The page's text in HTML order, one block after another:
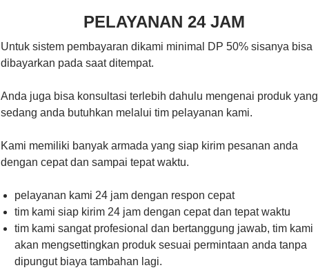
PELAYANAN 24 JAM
Untuk sistem pembayaran dikami minimal DP 50% sisanya bisa
dibayarkan pada saat ditempat.
Anda juga bisa konsultasi terlebih dahulu mengenai produk yang
sedang anda butuhkan melalui tim pelayanan kami.
Kami memiliki banyak armada yang siap kirim pesanan anda
dengan cepat dan sampai tepat waktu.
pelayanan kami 24 jam dengan respon cepat
tim kami siap kirim 24 jam dengan cepat dan tepat waktu
tim kami sangat profesional dan bertanggung jawab, tim kami
akan mengsettingkan produk sesuai permintaan anda tanpa
dipungut biaya tambahan lagi.